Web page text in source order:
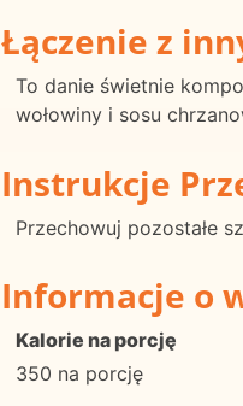
Łączenie z
To danie świetnie
wołowiny i sosu
Instrukcje
Przechowuj pozostałe
Informacje o
Kalorie na porcję
350 na porcję